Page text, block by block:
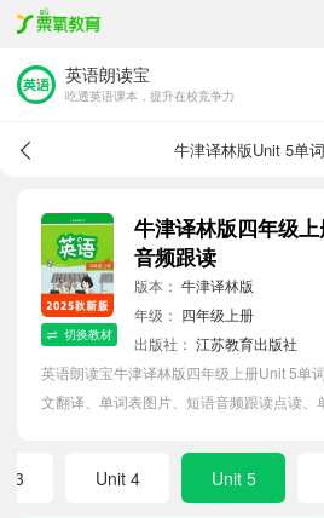
英语朗读宝
吃透英语课本，提升在校竞争力
牛津译林版Unit 5单
切换教材
牛津译林版四年级
音频跟读
版本： 牛津译林版
年级： 四年级上册
出版社： 江苏教育出版社
英语朗读宝牛津译林版四年级上册Unit 5单
文翻译、单词表图片、短语音频跟读点读、
3 Unit 4 Unit 5